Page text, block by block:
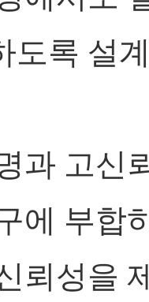
도록 설
과 고신
에 부합
뢰성을